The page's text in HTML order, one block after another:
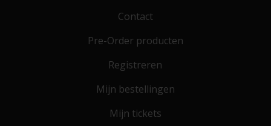
Contact
Pre-Order producten
Registreren
Mijn bestellingen
Mijn tickets